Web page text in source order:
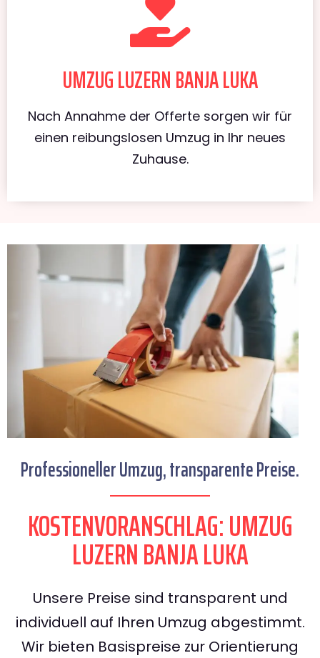
UMZUG LUZERN BANJA LUKA
Nach Annahme der Offerte sorgen wir für
einen reibungslosen Umzug in Ihr neues
Zuhause.
Professioneller Umzug, transparente Preise.
KOSTENVORANSCHLAG: UMZUG
LUZERN BANJA LUKA
Unsere Preise sind transparent und
individuell auf Ihren Umzug abgestimmt.
Wir bieten Basispreise zur Orientierung